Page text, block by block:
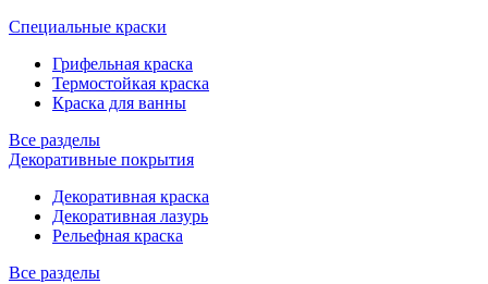
Специальные краски
Грифельная краска
Термостойкая краска
Краска для ванны
Все разделы
Декоративные покрытия
Декоративная краска
Декоративная лазурь
Рельефная краска
Все разделы